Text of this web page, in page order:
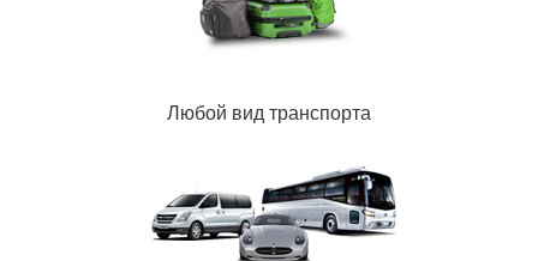
Любой вид транспорта